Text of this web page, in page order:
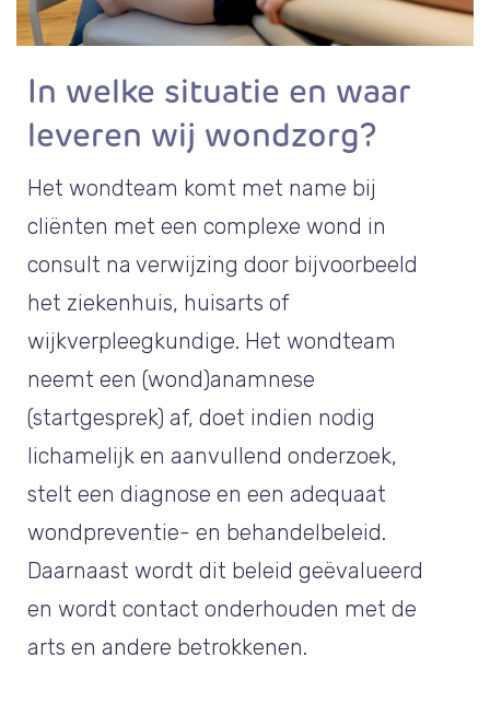
In welke situatie en waar
leveren wij wondzorg?
Het wondteam komt met name bij
cliënten met een complexe wond in
consult na verwijzing door bijvoorbeeld
het ziekenhuis, huisarts of
wijkverpleegkundige. Het wondteam
neemt een (wond)anamnese
(startgesprek) af, doet indien nodig
lichamelijk en aanvullend onderzoek,
stelt een diagnose en een adequaat
wondpreventie- en behandelbeleid.
Daarnaast wordt dit beleid geëvalueerd
en wordt contact onderhouden met de
arts en andere betrokkenen.